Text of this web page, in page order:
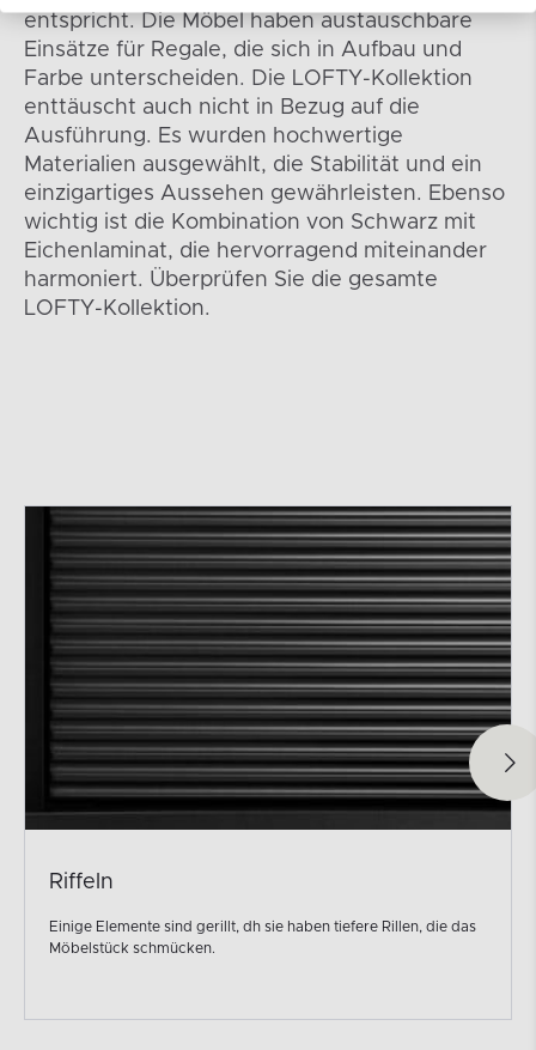
entspricht. Die Möbel haben austauschbare
Einsätze für Regale, die sich in Aufbau und
Farbe unterscheiden. Die LOFTY-Kollektion
enttäuscht auch nicht in Bezug auf die
Ausführung. Es wurden hochwertige
Materialien ausgewählt, die Stabilität und ein
einzigartiges Aussehen gewährleisten. Ebenso
wichtig ist die Kombination von Schwarz mit
Eichenlaminat, die hervorragend miteinander
harmoniert. Überprüfen Sie die gesamte
LOFTY-Kollektion.
die das
Frezowanie ermöglicht die Möglichkeit, beliebige
Oberflächenveredelungen zu geben.